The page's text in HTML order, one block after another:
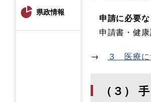
県政情報
申請に必要な
申請書・健
→ ３ 医療に
（３）